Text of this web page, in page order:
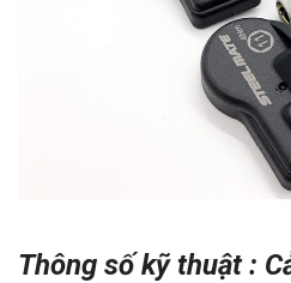
Thông số kỹ thuật :